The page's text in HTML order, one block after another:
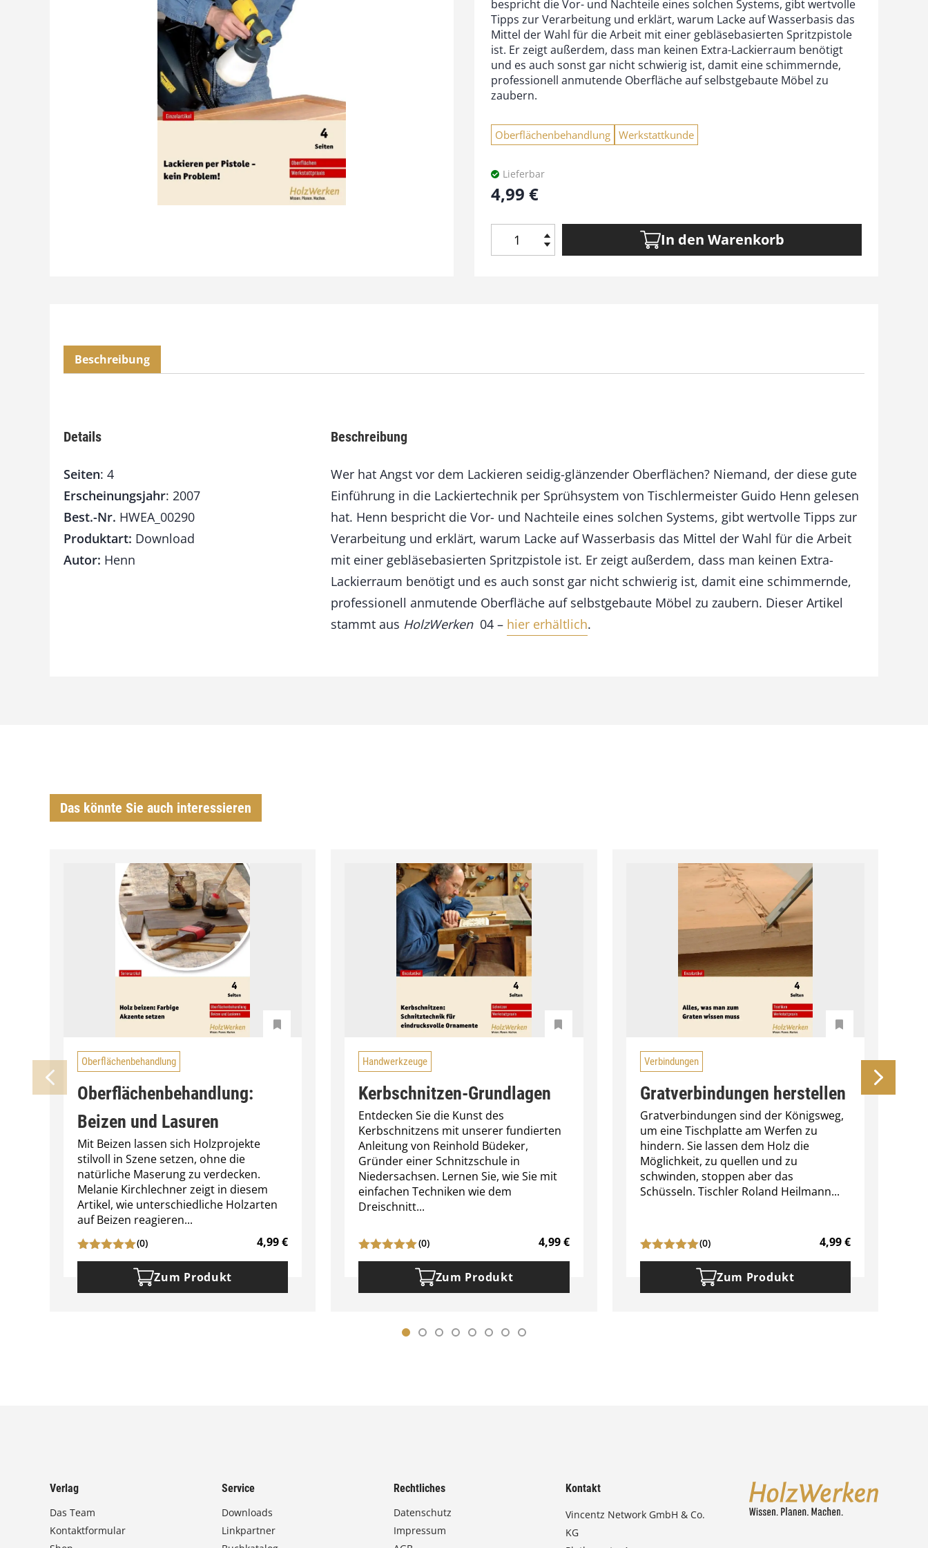
bespricht die Vor- und Nachteile eines solchen Systems, gibt wertvolle
Tipps zur Verarbeitung und erklärt, warum Lacke auf Wasserbasis das
Mittel der Wahl für die Arbeit mit einer gebläsebasierten Spritzpistole
ist. Er zeigt außerdem, dass man keinen Extra-Lackierraum benötigt
und es auch sonst gar nicht schwierig ist, damit eine schimmernde,
professionell anmutende Oberfläche auf selbstgebaute Möbel zu
zaubern.
Oberflächenbehandlung Werkstattkunde
Lieferbar
4,99 €
i
s
t
o
l
M
e
n
g
e
In den Warenkorb
Beschreibung
Beschreibung
Wer hat Angst vor dem Lackieren seidig-glänzender Oberflächen? Niemand, der diese gute
Einführung in die Lackiertechnik per Sprühsystem von Tischlermeister Guido Henn gelesen
hat. Henn bespricht die Vor- und Nachteile eines solchen Systems, gibt wertvolle Tipps zur
Verarbeitung und erklärt, warum Lacke auf Wasserbasis das Mittel der Wahl für die Arbeit
mit einer gebläsebasierten Spritzpistole ist. Er zeigt außerdem, dass man keinen Extra-
Lackierraum benötigt und es auch sonst gar nicht schwierig ist, damit eine schimmernde,
professionell anmutende Oberfläche auf selbstgebaute Möbel zu zaubern. Dieser Artikel
stammt aus HolzWerken 04 – hier erhältlich.
Details
Seiten: 4
Erscheinungsjahr: 2007
Best.-Nr. HWEA_00290
Produktart: Download
Autor: Henn
Das könnte Sie auch interessieren
Oberflächenbehandlung
Oberflächenbehandlung:
Beizen und Lasuren
Mit Beizen lassen sich Holzprojekte
stilvoll in Szene setzen, ohne die
natürliche Maserung zu verdecken.
Melanie Kirchlechner zeigt in diesem
Artikel, wie unterschiedliche Holzarten
auf Beizen reagieren...
(0) 4,99€
Zum Produkt
Handwerkzeuge
Kerbschnitzen-Grundlagen
Entdecken Sie die Kunst des
Kerbschnitzens mit unserer fundierten
Anleitung von Reinhold Büdeker,
Gründer einer Schnitzschule in
Niedersachsen. Lernen Sie, wie Sie mit
einfachen Techniken wie dem
Dreischnitt...
(0) 4,99€
Zum Produkt
Verbindungen
Gratverbindungen herstellen
Gratverbindungen sind der Königsweg,
um eine Tischplatte am Werfen zu
hindern. Sie lassen dem Holz die
Möglichkeit, zu quellen und zu
schwinden, stoppen aber das
Schüsseln. Tischler Roland Heilmann...
(0) 4,99€
Zum Produkt
Verlag
Das Team
Kontaktformular
Service
Downloads
Linkpartner
Rechtliches
Datenschutz
Impressum
Kontakt
Vincentz Network GmbH & Co.
KG